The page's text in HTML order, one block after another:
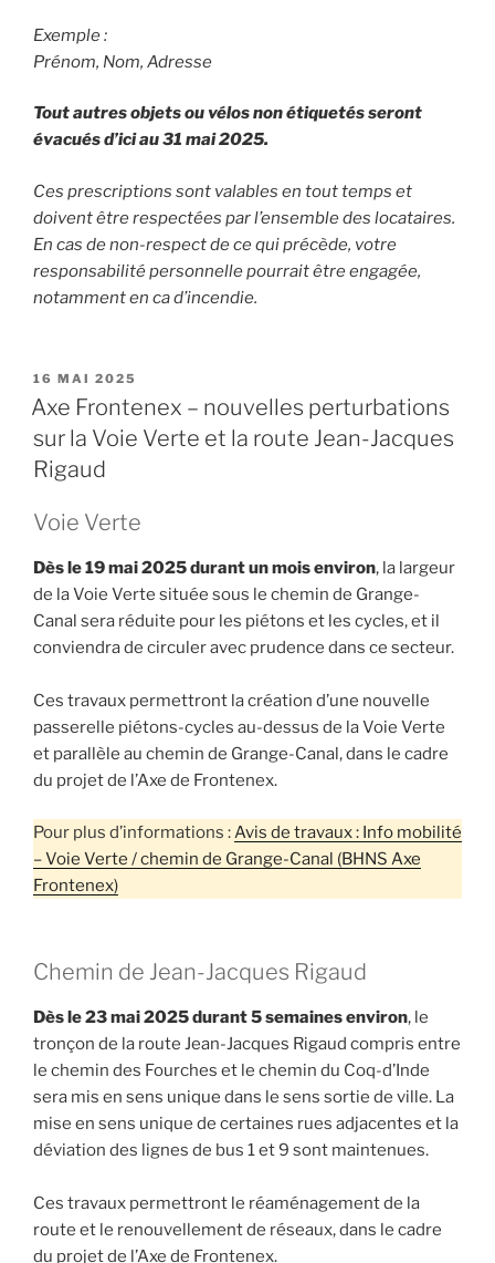
Exemple :
Prénom, Nom, Adresse
Tout autres objets ou vélos non étiquetés seront
évacués d’ici au 31 mai 2025.
Ces prescriptions sont valables en tout temps et
doivent être respectées par l’ensemble des locataires.
En cas de non-respect de ce qui précède, votre
responsabilité personnelle pourrait être engagée,
notamment en ca d’incendie.
PUBLIÉ
LE
16 MAI 2025
Axe Frontenex – nouvelles perturbations
sur la Voie Verte et la route Jean-Jacques
Rigaud
Voie Verte
Dès le 19 mai 2025 durant un mois environ, la largeur
de la Voie Verte située sous le chemin de Grange-
Canal sera réduite pour les piétons et les cycles, et il
conviendra de circuler avec prudence dans ce secteur.
Ces travaux permettront la création d’une nouvelle
passerelle piétons-cycles au-dessus de la Voie Verte
et parallèle au chemin de Grange-Canal, dans le cadre
du projet de l’Axe de Frontenex.
Pour plus d’informations : Avis de travaux : Info mobilité
– Voie Verte / chemin de Grange-Canal (BHNS Axe
Frontenex)
Chemin de Jean-Jacques Rigaud
Dès le 23 mai 2025 durant 5 semaines environ, le
tronçon de la route Jean-Jacques Rigaud compris entre
le chemin des Fourches et le chemin du Coq-d’Inde
sera mis en sens unique dans le sens sortie de ville. La
mise en sens unique de certaines rues adjacentes et la
déviation des lignes de bus 1 et 9 sont maintenues.
Ces travaux permettront le réaménagement de la
route et le renouvellement de réseaux, dans le cadre
du projet de l’Axe de Frontenex.